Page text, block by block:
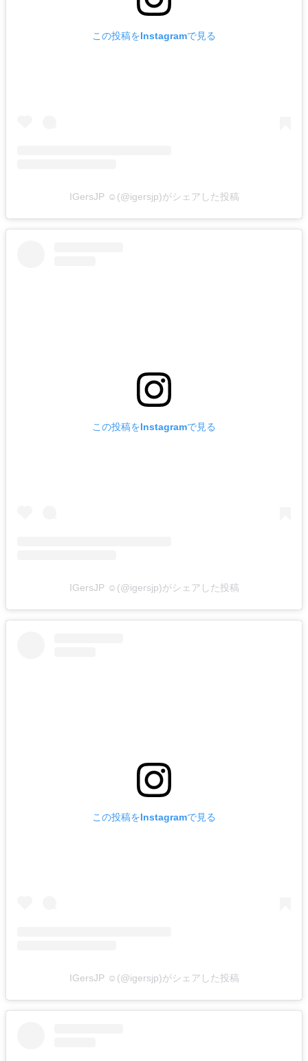
この投稿をInstagramで見る
IGersJP ☺︎(@igersjp)がシェアした投稿
この投稿をInstagramで見る
IGersJP ☺︎(@igersjp)がシェアした投稿
この投稿をInstagramで見る
IGersJP ☺︎(@igersjp)がシェアした投稿